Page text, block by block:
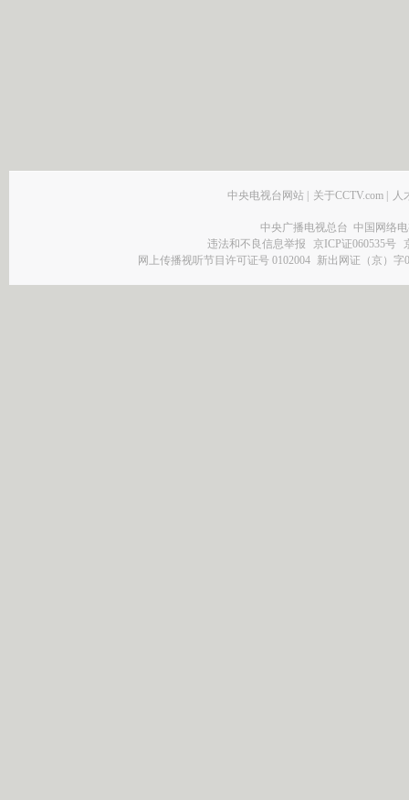
中央电视台网站 关于CCTV.com 人
中央广播电视总台 中国网络
违法和不良信息举报
京ICP证060535号
网上传播视听节目许可证号 0102004 新出网证（京）